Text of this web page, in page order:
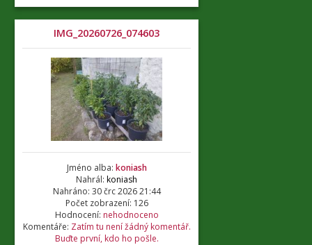
IMG_20260726_074603
Jméno alba: koniash
Nahrál: koniash
Nahráno: 30 črc 2026 21:44
Počet zobrazení: 126
Hodnocení: nehodnoceno
Komentáře: Zatím tu není žádný komentář.
Buďte první, kdo ho pošle.